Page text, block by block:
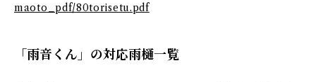
maoto_pdf/80torisetu.pdf
「雨音くん」の対応雨樋一覧